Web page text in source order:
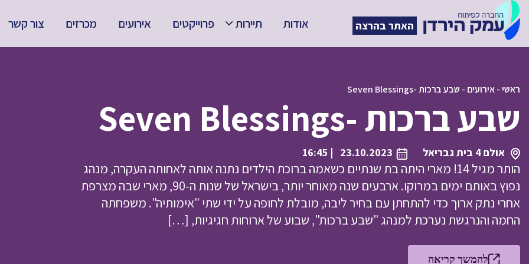
האתר בהרצה אודות תיירות פרוייקטים אירועים מכרזים צור קשר
ראשי-אירועים - שבע ברכות -Seven Blessings
שבע ברכות -Seven Blessings
אולם 4 בית גבריאל 23.10.2023
| 16:45
הותר מגיל 14! מארי היתה בת שנתיים כשאמה ברוכת הילדים נתנה אותה לאחותה העקרה, מנהג
נפוץ באותם ימים במרוקו. ארבעים שנה מאוחר יותר, בישראל של שנות ה-90, מארי שבה מצרפת
אחרי נתק ארוך כדי להתחתן עם בחיר ליבה, מובלת לחופה על ידי שתי "אימותיה". משפחתה
החמה והנרגשת נערכת למנהג "שבע ברכות", שבוע של ארוחות חגיגיות, […]
להמשך קריאה